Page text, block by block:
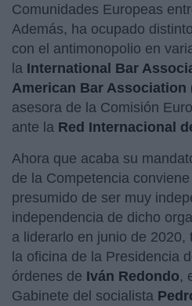
Comunidades Europeas
Además, ha ocupado
con el antimonopolio en
la International Bar
American Bar Association
asesora de la Comisión
ante la Red Internacional
Ahora que acaba su
de la Competencia
presumido de ser muy
independencia de dicho
a liderarlo en junio de 2020,
la oficina de la Presidencia
órdenes de Iván Redondo,
Gabinete del socialista